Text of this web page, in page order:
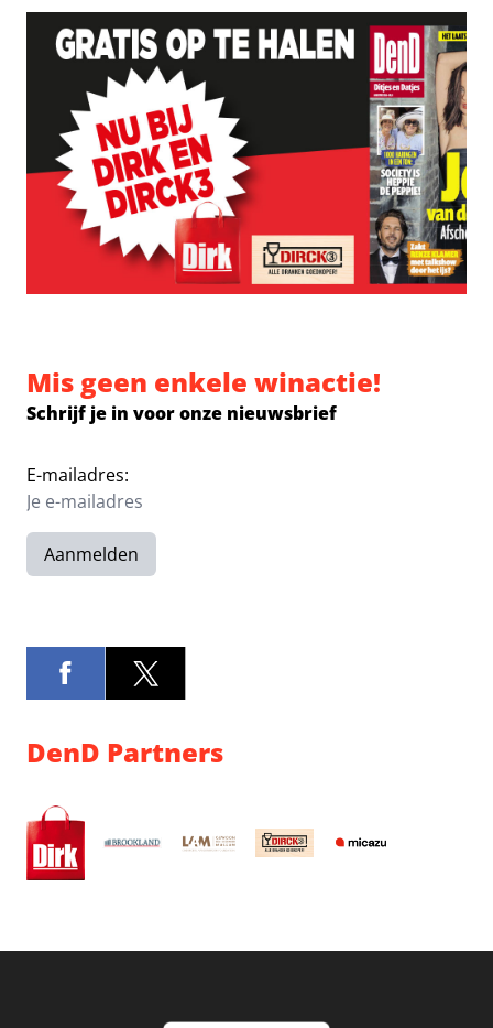
Mis geen enkele winactie!
Schrijf je in voor onze nieuwsbrief
E-mailadres:
Aanmelden
DenD Partners